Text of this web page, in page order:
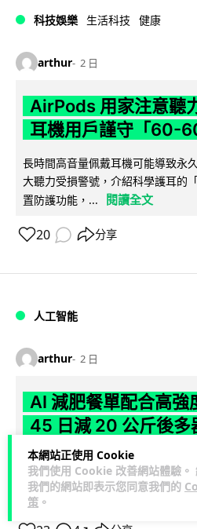
本網站正使用 Cookie
我們使用 Cookie 改善網站體驗。
我們的網站即表示您同意我們的
策 。
科技娛樂 生活科技 健康
arthur 2 日
AirPods 用家注意聽
耳機用戶謹守「60-
長時間高音量佩戴耳機可能導致永
大聽力受損警號，介紹科學護耳的
置防護功能，...
閱讀全文
20 分享
人工智能
arthur 2 日
AI 減肥餐單配合高
45 日減 20 公斤後多
成都一名男子跟隨 AI 制訂高強度
公斤後昏迷送院。醫生診斷他患上
及多器官功能障礙。... 閱讀全文